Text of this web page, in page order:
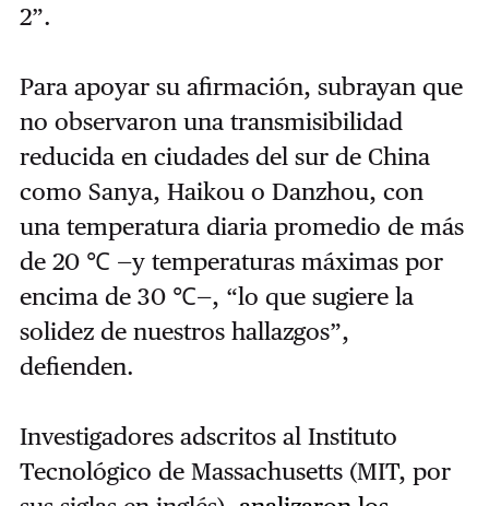
2”.
Para apoyar su afirmación, subrayan que
no observaron una transmisibilidad
reducida en ciudades del sur de China
como Sanya, Haikou o Danzhou, con
una temperatura diaria promedio de más
de 20 ℃ —y temperaturas máximas por
encima de 30 ℃—, “lo que sugiere la
solidez de nuestros hallazgos”,
defienden.
Investigadores adscritos al Instituto
Tecnológico de Massachusetts (MIT, por